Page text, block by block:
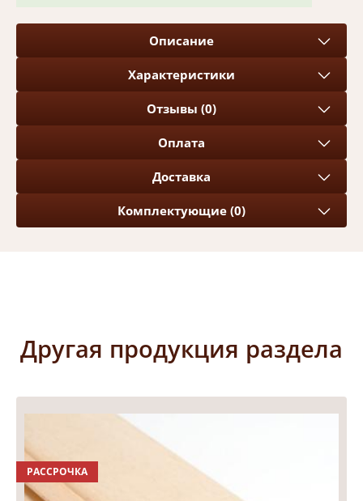
Описание
Характеристики
Отзывы (0)
Оплата
Доставка
Комплектующие (0)
Другая продукция раздела
РАССРОЧКА